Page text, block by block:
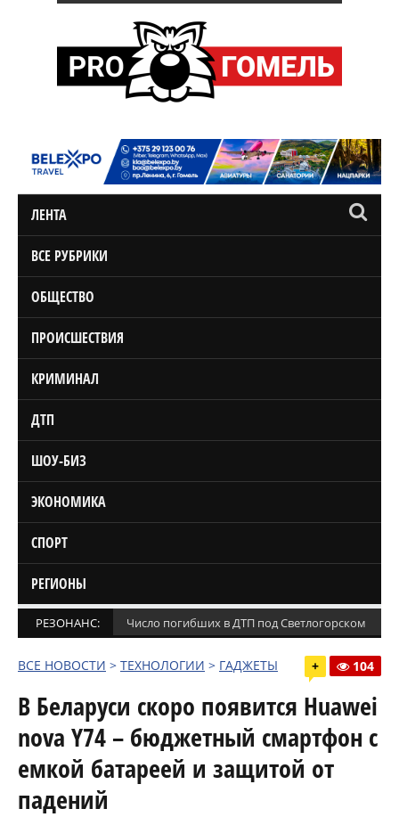
ЛЕНТА
ВСЕ РУБРИКИ
ОБЩЕСТВО
ПРОИСШЕСТВИЯ
КРИМИНАЛ
ДТП
ШОУ-БИЗ
ЭКОНОМИКА
СПОРТ
РЕГИОНЫ
РЕЗОНАНС: Число погибших в ДТП под Светлогорском
ВСЕ НОВОСТИ > ТЕХНОЛОГИИ > ГАДЖЕТЫ + 104
В Беларуси скоро появится Huawei
nova Y74 – бюджетный смартфон с
емкой батареей и защитой от
падений